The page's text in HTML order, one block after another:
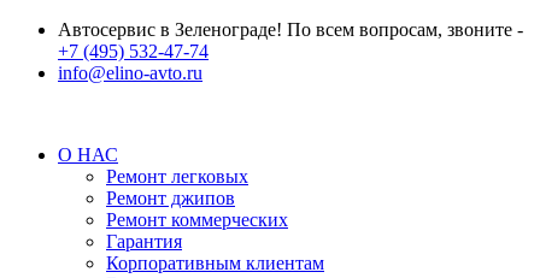
Автосервис в Зеленограде! По всем вопросам, звоните -
+7 (495) 532-47-74
info@elino-avto.ru
О НАС
Ремонт легковых
Ремонт джипов
Ремонт коммерческих
Гарантия
Корпоративным клиентам